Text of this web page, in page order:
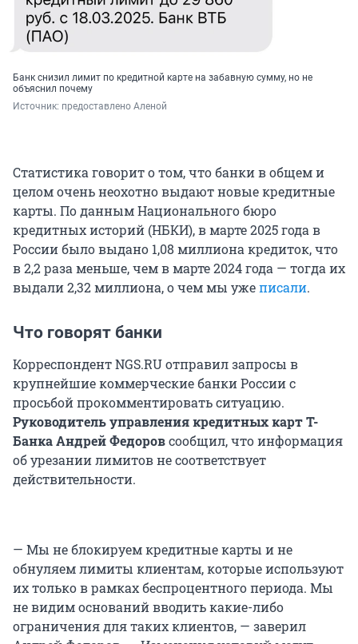
Банк снизил лимит по кредитной карте на забавную сумму, но не
объяснил почему
Источник: предоставлено Аленой
Статистика говорит о том, что банки в общем и
целом очень неохотно выдают новые кредитные
карты. По данным Национального бюро
кредитных историй (НБКИ), в марте 2025 года в
России было выдано 1,08 миллиона кредиток, что
в 2,2 раза меньше, чем в марте 2024 года — тогда их
выдали 2,32 миллиона, о чем мы ужеписали.
Что говорят банки
Корреспондент NGS.RU отправил запросы в
крупнейшие коммерческие банки России с
просьбой прокомментировать ситуацию.
Руководитель управления кредитных карт Т-
Банка Андрей Федоровсообщил, что информация
об урезании лимитов не соответствует
действительности.
— Мы не блокируем кредитные карты и не
обнуляем лимиты клиентам, которые используют
их только в рамках беспроцентного периода. Мы
не видим оснований вводить какие-либо
ограничения для таких клиентов, — заверил